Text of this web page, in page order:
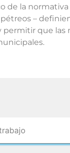
de la
–
permitir que las